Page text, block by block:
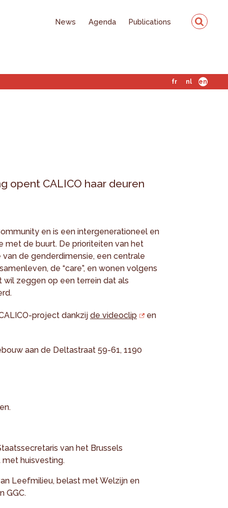
News Agenda Publications
fr nl en
opent CALICO haar deuren
en is een intergenerationeel en
met de buurt. De prioriteiten van het
de genderdimensie, een centrale
de “care”, en wonen volgens
wil zeggen op een terrein dat als
project dankzijde videoclip en
aan de Deltastraat 59-61, 1190
van het Brussels
huisvesting.
Leefmilieu, belast met Welzijn en
GGC.